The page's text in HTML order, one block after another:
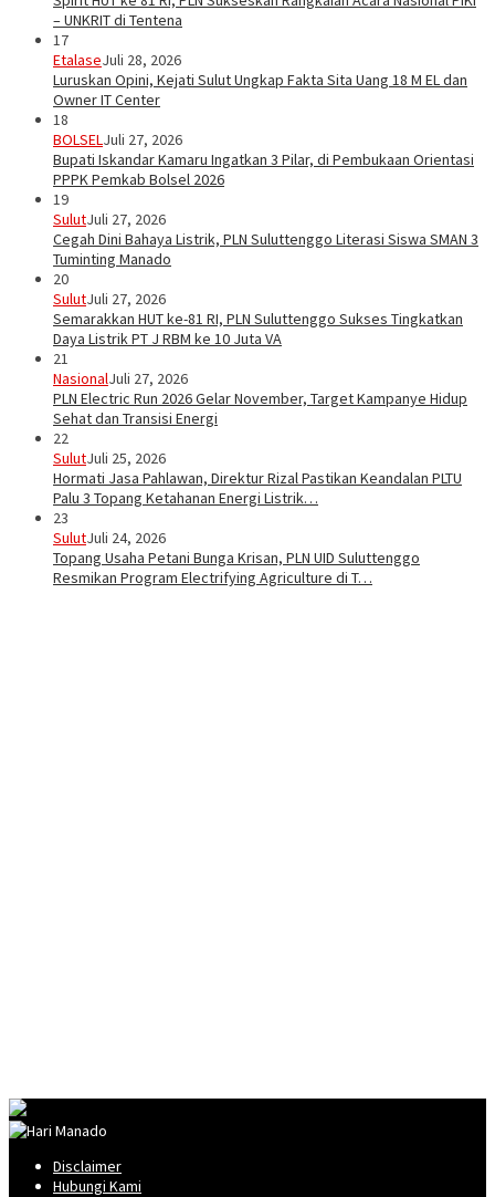
– UNKRIT di Tentena
17
EtalaseJuli 28, 2026
Luruskan Opini, Kejati Sulut Ungkap Fakta Sita Uang 18 M EL dan
Owner IT Center
18
BOLSELJuli 27, 2026
Bupati Iskandar Kamaru Ingatkan 3 Pilar, di Pembukaan Orientasi
PPPK Pemkab Bolsel 2026
19
SulutJuli 27, 2026
Cegah Dini Bahaya Listrik, PLN Suluttenggo Literasi Siswa SMAN 3
Tuminting Manado
20
SulutJuli 27, 2026
Semarakkan HUT ke-81 RI, PLN Suluttenggo Sukses Tingkatkan
Daya Listrik PT J RBM ke 10 Juta VA
21
NasionalJuli 27, 2026
PLN Electric Run 2026 Gelar November, Target Kampanye Hidup
Sehat dan Transisi Energi
22
SulutJuli 25, 2026
Hormati Jasa Pahlawan, Direktur Rizal Pastikan Keandalan PLTU
Palu 3 Topang Ketahanan Energi Listrik…
23
SulutJuli 24, 2026
Topang Usaha Petani Bunga Krisan, PLN UID Suluttenggo
Resmikan Program Electrifying Agriculture di T…
Disclaimer
Hubungi Kami